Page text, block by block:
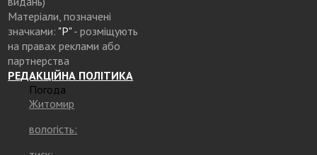
Матеріали, позначені
значками: "Р"- розміщують
на правах реклами або
партнерства
РЕДАКЦІЙНА ПОЛІТИКА
Погода
Житомир
вологість: